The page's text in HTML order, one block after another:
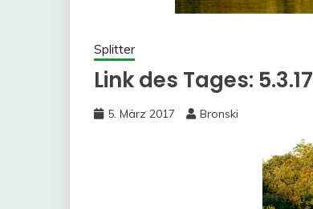
Splitter
Link des Tages: 5.3.17
5. März 2017 Bronski